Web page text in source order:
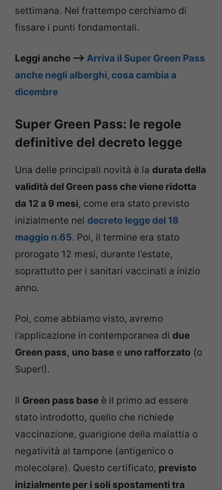
settimana. Nel frattempo cerchiamo di
fissare i punti fondamentali.
Leggi anche –> Arriva il Super Green Pass
anche negli alberghi, cosa cambia a
dicembre
Super Green Pass: le regole
definitive del decreto legge
Una delle principali novità è la durata della
validità del Green pass che viene ridotta
da 12 a 9 mesi, come era stato previsto
inizialmente nel decreto legge del 18
maggio n.65. Poi, il termine era stato
prorogato 12 mesi, durante l’estate,
soprattutto per i sanitari vaccinati a inizio
anno.
Poi, come abbiamo visto, avremo
l’applicazione in contemporanea di due
Green pass, uno base e uno rafforzato (o
Super!).
Il Green pass base è il primo ad essere
stato introdotto, quello che richiede
vaccinazione, guarigione della malattia o
negatività al tampone (antigenico o
molecolare). Questo certificato, previsto
inizialmente per i soli spostamenti tra